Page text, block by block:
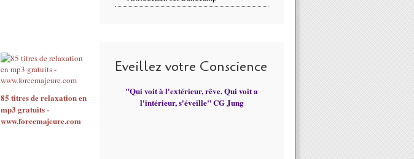
85 titres de relaxation en
mp3 gratuits -
www.forcemajeure.com
Eveillez votre Conscience
"Qui voit à l'extérieur, rêve. Qui voit a
l'intérieur, s'éveille" CG Jung